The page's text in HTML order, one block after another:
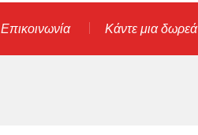
Επικοινωνία Κάντε μια δωρεά